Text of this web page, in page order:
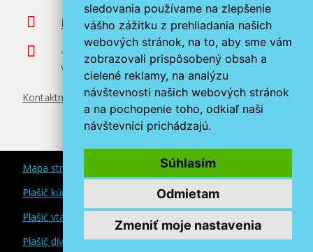
sledovania používame na zlepšenie
vášho zážitku z prehliadania našich
webových stránok, na to, aby sme vám
zobrazovali prispôsobený obsah a
cielené reklamy, na analýzu
návštevnosti našich webových stránok
a na pochopenie toho, odkiaľ naši
návštevníci prichádzajú.
Súhlasím
Odmietam
Zmeniť moje nastavenia
info@miroluk.sk
+420 377 222 313
Volajte v pracovné dni od 8. do 17. hod.
Kontaktné údaje
Mapa stránok
Plašič kún a myší
Plašič vtákov
Plašič divokej zveri